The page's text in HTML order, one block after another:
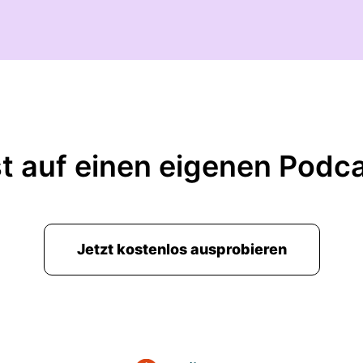
auf einen eigenen
Jetzt kostenlos ausprobieren